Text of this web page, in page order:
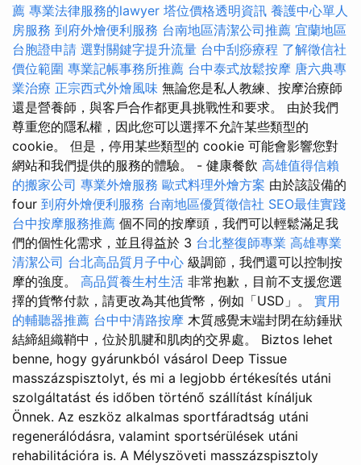
薦 專業法律服務的lawyer 塔位價格透明資訊 養護中心單人
房服務 到府外燴便利服務 台南地區清潔公司推薦 宜蘭地區
台胞證申請 選對關鍵字提升流量 台中刮痧療程 了解徵信社
價位範圍 專業記帳事務所推薦 台中泰式放鬆按摩 唐六典專
業治療 正宗西式外燴風味 無論您是私人教練、按摩治療師
還是營養師，與客戶合作都更具挑戰性和要求。 由於我們
尊重您的隱私權，因此您可以選擇不允許某些類型的
cookie。 但是，停用某些類型的 cookie 可能會影響您對
網站和我們提供的服務的體驗。 - 健康餐飲 高雄值得信賴
的搬家公司 專業外燴服務 歐式料理外燴方案 由於該設備的
four 到府外燴便利服務 台南地區優質徵信社 SEO最佳實踐
台中按摩服務推薦 個不同的按摩頭，我們可以輕鬆滿足我
們的個性化需求，並且得益於 3 台北整復師專業 高雄專業
清潔公司 台北高品質月子中心 級調節，我們還可以控制按
摩的強度。 高品質養生村生活 非常抱歉，目前不支援您選
擇的貨幣付款，請更改為其他貨幣，例如「USD」。 實用
的輔聽器推薦 台中中清路按摩 木質感覺末端封閉在紡錘狀
結締組織鞘中，位於肌腱和肌肉的交界處。 Biztos lehet
benne, hogy gyárunkból vásárol Deep Tissue
masszázspisztolyt, és mi a legjobb értékesítés utáni
szolgáltatást és időben történő szállítást kínáljuk
Önnek. Az eszköz alkalmas sportfáradtság utáni
regenerálódásra, valamint sportsérülések utáni
rehabilitációra is. A Mélyszöveti masszázspisztoly